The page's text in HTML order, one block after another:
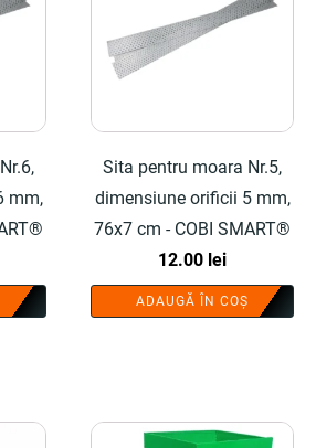
mm,
Sita pentru moara Nr.5,
dimensiune orificii 5 mm,
76x7 cm - COBI SMART®
12.00 lei
ADAUGĂ ÎN COȘ